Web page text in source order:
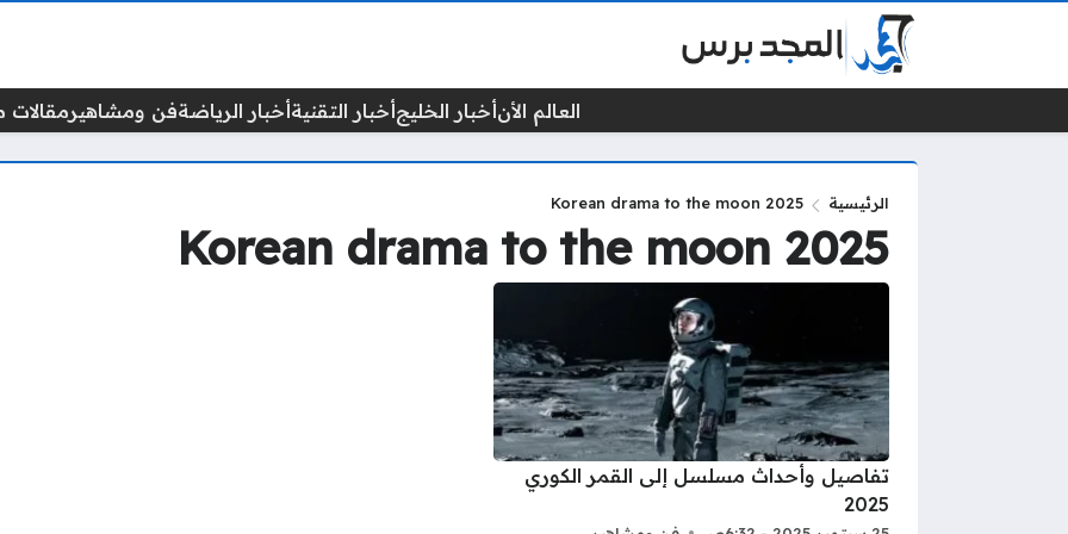
العالم الأنأخبار الخليجأخبار التقنيةأخبار الرياضةفن ومشاهيرمقالات
الرئيسية Korean drama to the moon 2025
Korean drama to the moon 2025
تفاصيل وأحداث مسلسل إلى القمر الكوري
2025